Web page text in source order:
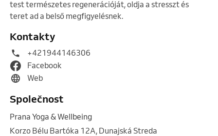
test természetes regenerációját, oldja a stresszt és
teret ad a belső megfigyelésnek.
Kontakty
+421944146306
Facebook
Web
Společnost
Prana Yoga & Wellbeing
Korzo Bélu Bartóka 12A, Dunajská Streda